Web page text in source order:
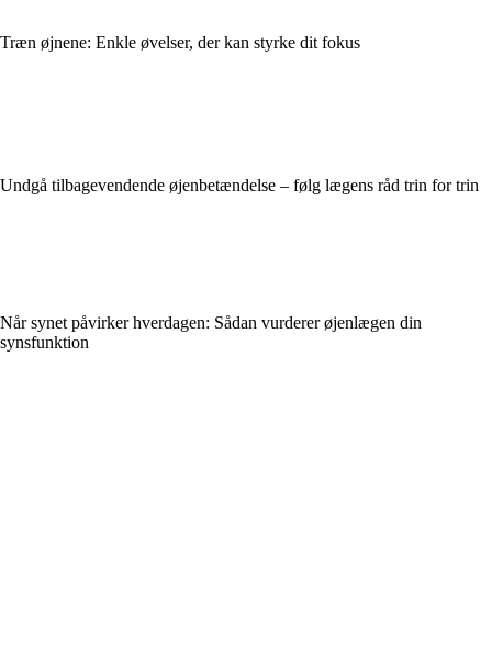
Træn øjnene: Enkle øvelser, der kan styrke dit fokus
Undgå tilbagevendende øjenbetændelse – følg lægens råd trin for trin
Når synet påvirker hverdagen: Sådan vurderer øjenlægen din
synsfunktion